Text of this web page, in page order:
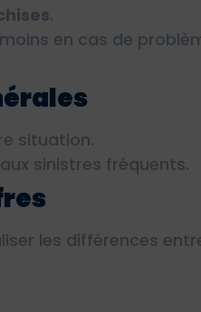
.
en cas de
situation.
sinistres fréquents.
les différences